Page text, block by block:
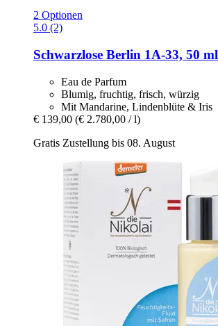
2 Optionen
5.0 (2)
Schwarzlose Berlin 1A-​33, 50 ml
Eau de Parfum
Blumig, fruchtig, frisch, würzig
Mit Mandarine, Lindenblüte & Iris
€ 139,00 (€ 2.780,00 / l)
Gratis Zustellung bis 08. August